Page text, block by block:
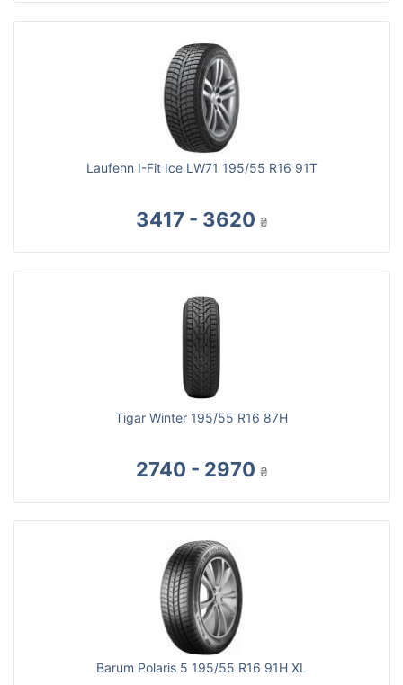
Laufenn I-Fit Ice LW71 195/55 R16 91T
3417 - 3620 ₴
Tigar Winter 195/55 R16 87H
2740 - 2970 ₴
Barum Polaris 5 195/55 R16 91H XL